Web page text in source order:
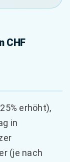
CHF
erhöht),
in
(je nach